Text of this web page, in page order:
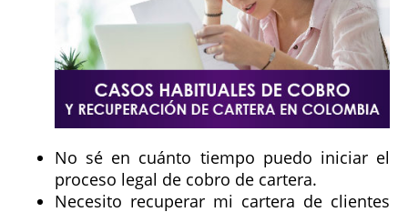
No sé en cuánto tiempo puedo iniciar el
proceso legal de cobro de cartera.
Necesito recuperar mi cartera de clientes